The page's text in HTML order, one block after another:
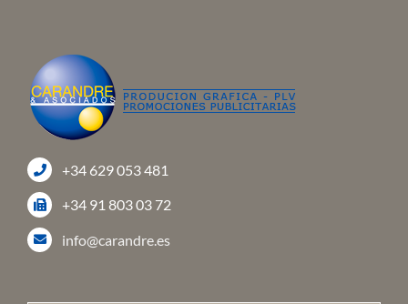
+34 629 053 481
+34 91 803 03 72
info@carandre.es